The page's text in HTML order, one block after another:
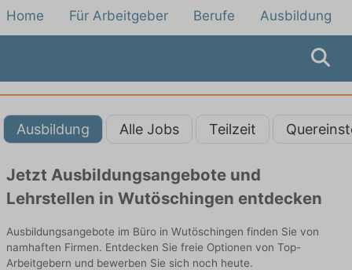
Home Für Arbeitgeber Berufe Ausbildung
Ausbildung Alle Jobs Teilzeit
Jetzt Ausbildungsangebote und
Lehrstellen in Wutöschingen entdecken
Ausbildungsangebote im Büro in Wutöschingen finden Sie von
namhaften Firmen. Entdecken Sie freie Optionen von Top-
Arbeitgebern und bewerben Sie sich noch heute.